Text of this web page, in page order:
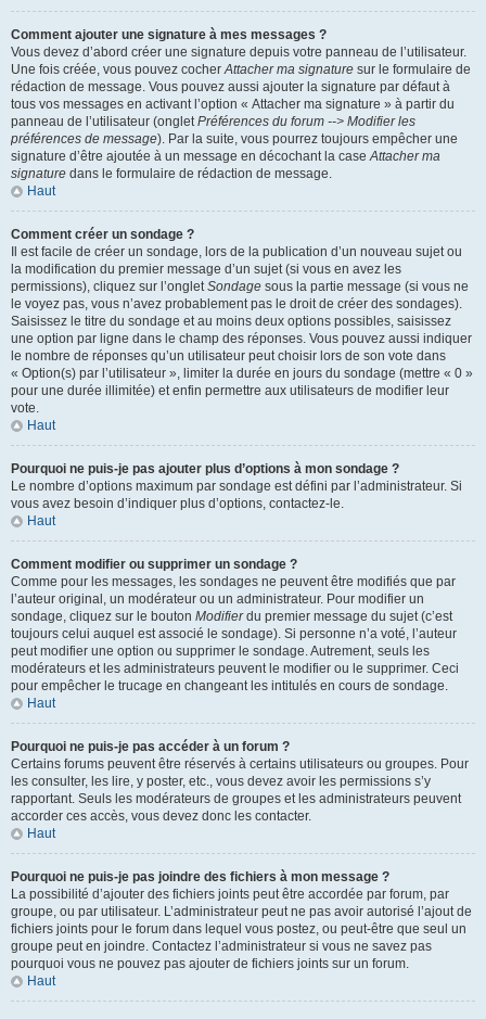
Comment ajouter une signature à mes messages ?
Vous devez d’abord créer une signature depuis votre panneau de l’utilisateur.
Une fois créée, vous pouvez cocherAttacher ma signature sur le formulaire de
rédaction de message. Vous pouvez aussi ajouter la signature par défaut à
tous vos messages en activant l’option « Attacher ma signature » à partir du
panneau de l’utilisateur (ongletPréférences du forum --> Modifier les
préférences de message). Par la suite, vous pourrez toujours empêcher une
signature d’être ajoutée à un message en décochant la caseAttacher ma
signature dans le formulaire de rédaction de message.
Haut
Comment créer un sondage ?
Il est facile de créer un sondage, lors de la publication d’un nouveau sujet ou
la modification du premier message d’un sujet (si vous en avez les
permissions), cliquez sur l’ongletSondage sous la partie message (si vous ne
le voyez pas, vous n’avez probablement pas le droit de créer des sondages).
Saisissez le titre du sondage et au moins deux options possibles, saisissez
une option par ligne dans le champ des réponses. Vous pouvez aussi indiquer
le nombre de réponses qu’un utilisateur peut choisir lors de son vote dans
« Option(s) par l’utilisateur », limiter la durée en jours du sondage (mettre « 0 »
pour une durée illimitée) et enfin permettre aux utilisateurs de modifier leur
vote.
Haut
Pourquoi ne puis-je pas ajouter plus d’options à mon sondage ?
Le nombre d’options maximum par sondage est défini par l’administrateur. Si
vous avez besoin d’indiquer plus d’options, contactez-le.
Haut
Comment modifier ou supprimer un sondage ?
Comme pour les messages, les sondages ne peuvent être modifiés que par
l’auteur original, un modérateur ou un administrateur. Pour modifier un
sondage, cliquez sur le bouton Modifierdu premier message du sujet (c’est
toujours celui auquel est associé le sondage). Si personne n’a voté, l’auteur
peut modifier une option ou supprimer le sondage. Autrement, seuls les
modérateurs et les administrateurs peuvent le modifier ou le supprimer. Ceci
pour empêcher le trucage en changeant les intitulés en cours de sondage.
Haut
Pourquoi ne puis-je pas accéder à un forum ?
Certains forums peuvent être réservés à certains utilisateurs ou groupes. Pour
les consulter, les lire, y poster, etc., vous devez avoir les permissions s’y
rapportant. Seuls les modérateurs de groupes et les administrateurs peuvent
accorder ces accès, vous devez donc les contacter.
Haut
Pourquoi ne puis-je pas joindre des fichiers à mon message ?
La possibilité d’ajouter des fichiers joints peut être accordée par forum, par
groupe, ou par utilisateur. L’administrateur peut ne pas avoir autorisé l’ajout de
fichiers joints pour le forum dans lequel vous postez, ou peut-être que seul un
groupe peut en joindre. Contactez l’administrateur si vous ne savez pas
pourquoi vous ne pouvez pas ajouter de fichiers joints sur un forum.
Haut